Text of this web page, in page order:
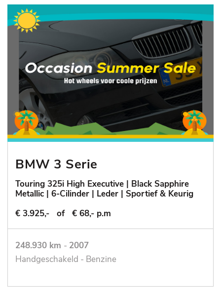
BMW 3 Serie
Touring 325i High Executive | Black Sapphire
Metallic | 6-Cilinder | Leder | Sportief & Keurig
€ 3.925,-
of € 68,- p.m
248.930 km - 2007
Handgeschakeld - Benzine